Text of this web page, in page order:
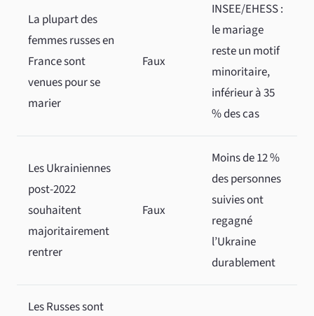
La plupart des
femmes russes en
France sont
venues pour se
marier
Faux
INSEE/EHESS :
le mariage
reste un motif
minoritaire,
inférieur à 35
% des cas
Les Ukrainiennes
post-2022
souhaitent
majoritairement
rentrer
Faux
Moins de 12 %
des personnes
suivies ont
regagné
l’Ukraine
durablement
Les Russes sont